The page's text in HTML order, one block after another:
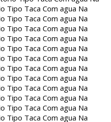
Tipo Taca Com agua Na
Tipo Taca Com agua Na
Tipo Taca Com agua Na
Tipo Taca Com agua Na
Tipo Taca Com agua Na
Tipo Taca Com agua Na
Tipo Taca Com agua Na
Tipo Taca Com agua Na
Tipo Taca Com agua Na
Tipo Taca Com agua Na
Tipo Taca Com agua Na
Tipo Taca Com agua Na